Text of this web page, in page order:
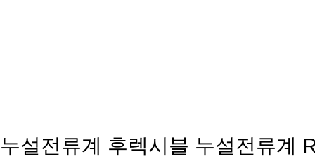
누설전류계 후렉시블 누설전류계